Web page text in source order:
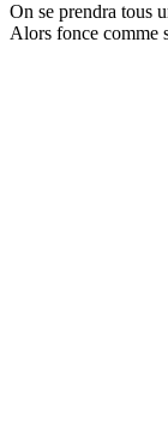
On se prendra tous
Alors fonce comme